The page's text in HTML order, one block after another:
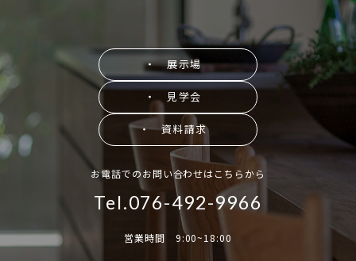
・ 展示場
・ 見学会
・ 資料請求
お電話でのお問い合わせはこちらから
Tel.076-492-9966
営業時間 9:00~18:00